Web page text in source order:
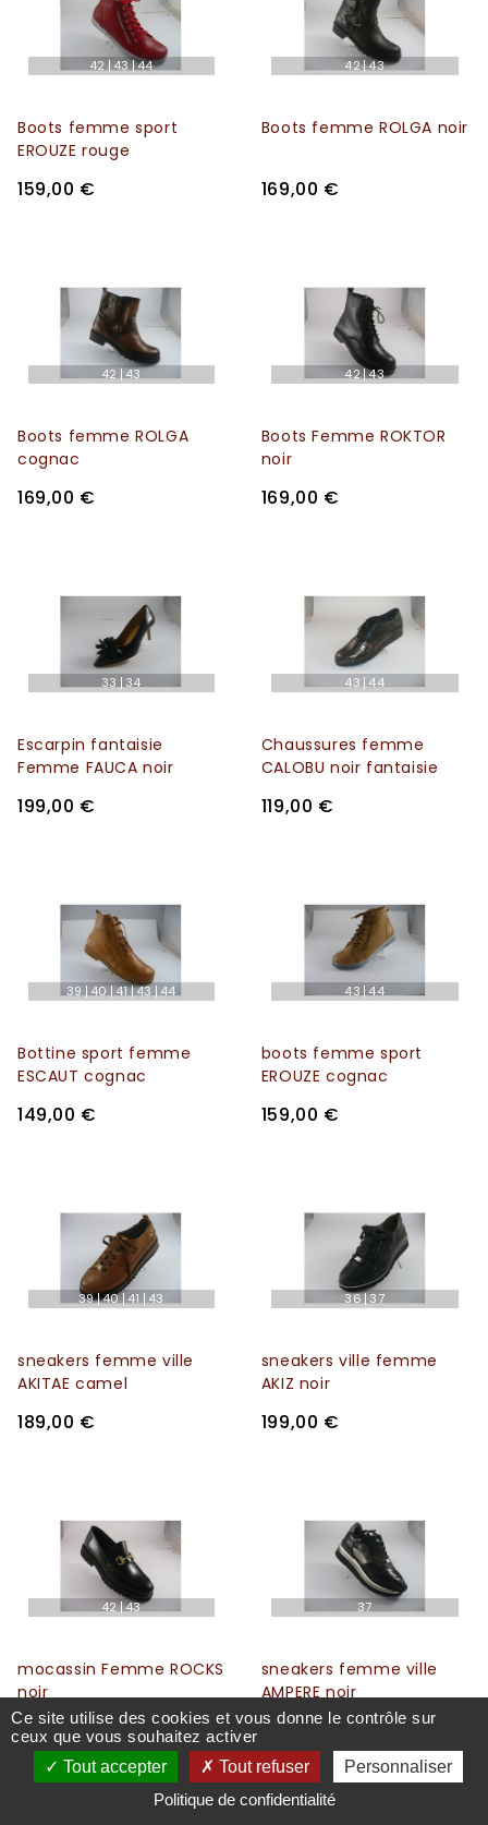
42 43 44
Boots femme sport
EROUZE rouge
159,00 €
42 43
Boots femme ROLGA noir
169,00 €
42 43
Boots femme ROLGA
cognac
169,00 €
42 43
Boots Femme ROKTOR
noir
169,00 €
33 34
Escarpin fantaisie
Femme FAUCA noir
199,00 €
43 44
Chaussures femme
CALOBU noir fantaisie
119,00 €
39 40 41 43 44
Bottine sport femme
ESCAUT cognac
149,00 €
43 44
boots femme sport
EROUZE cognac
159,00 €
39 40 41 43
sneakers femme ville
AKITAE camel
189,00 €
36 37
sneakers ville femme
AKIZ noir
199,00 €
42 43
mocassin Femme ROCKS
noir
159,00 €
37
sneakers femme ville
AMPERE noir
189,00 €
Ce site utilise des cookies et vous donne le contrôle sur
ceux que vous souhaitez activer
Tout accepter
Tout refuser
Personnaliser
Politique de confidentialité